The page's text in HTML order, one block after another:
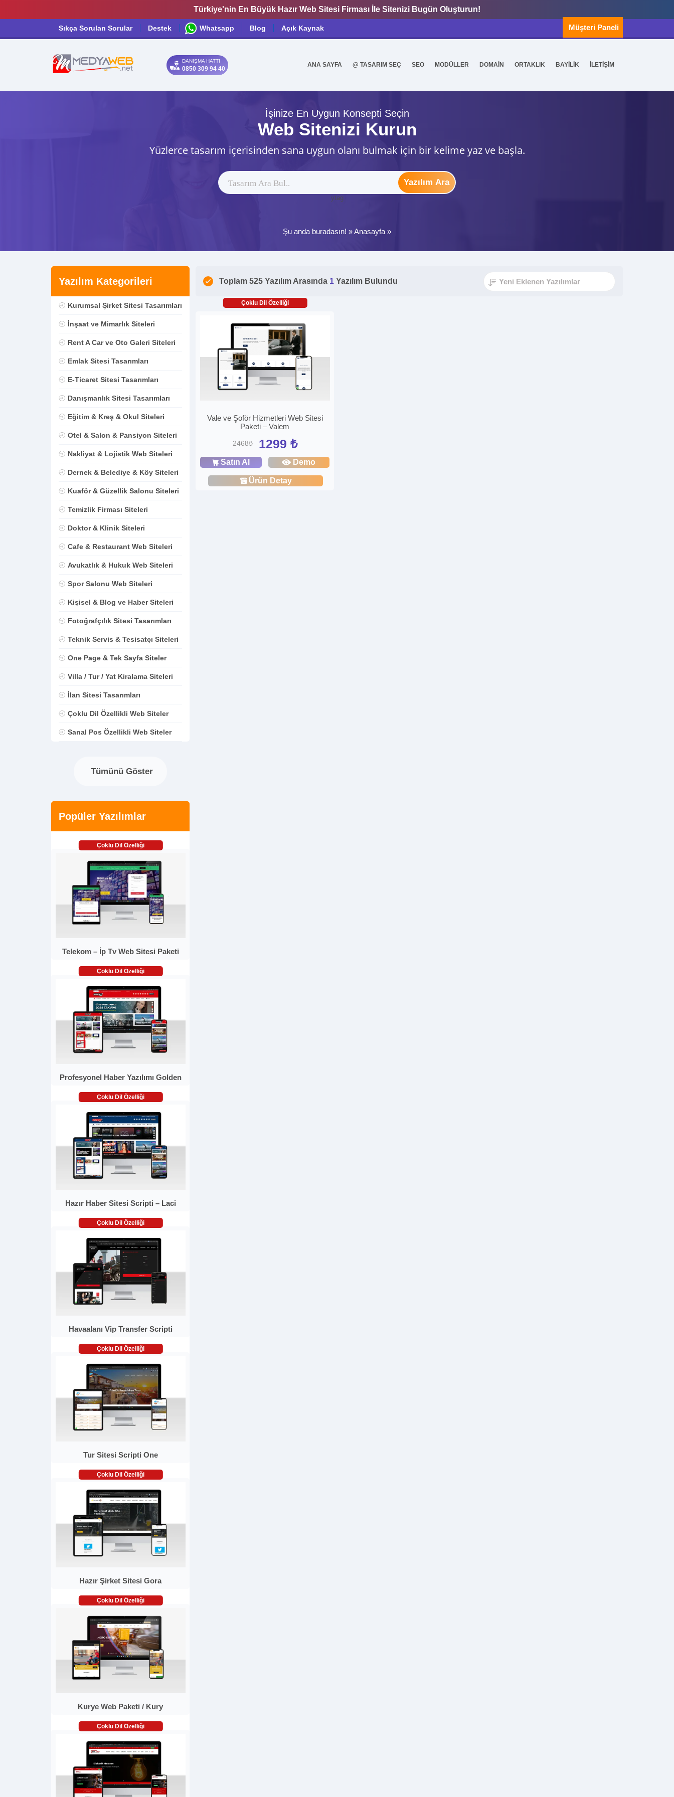
Türkiye'nin En Büyük Hazır Web Sitesi Firması İle Sitenizi Bugün Oluşturun!
Sıkça Sorulan Sorular Destek Whatsapp Blog Açık Kaynak Müşteri Paneli
DANIŞMA HATTI
0850 309 94 40
ANA SAYFA @ TASARIM SEÇ SEO MODÜLLER DOMAİN ORTAKLIK BAYİLİK İLETİŞİM
İşinize En Uygun Konsepti Seçin
Web Sitenizi Kurun
Yüzlerce tasarım içerisinden sana uygun olanı bulmak için bir kelime yaz ve başla.
Yazılım Ara
ytag
Şu anda buradasın! »Anasayfa »
Yazılım Kategorileri
Kurumsal Şirket Sitesi Tasarımları
İnşaat ve Mimarlık Siteleri
Rent A Car ve Oto Galeri Siteleri
Emlak Sitesi Tasarımları
E-Ticaret Sitesi Tasarımları
Danışmanlık Sitesi Tasarımları
Eğitim & Kreş & Okul Siteleri
Otel & Salon & Pansiyon Siteleri
Nakliyat & Lojistik Web Siteleri
Dernek & Belediye & Köy Siteleri
Kuaför & Güzellik Salonu Siteleri
Temizlik Firması Siteleri
Doktor & Klinik Siteleri
Cafe & Restaurant Web Siteleri
Avukatlık & Hukuk Web Siteleri
Spor Salonu Web Siteleri
Kişisel & Blog ve Haber Siteleri
Fotoğrafçılık Sitesi Tasarımları
Teknik Servis & Tesisatçı Siteleri
One Page & Tek Sayfa Siteler
Villa / Tur / Yat Kiralama Siteleri
İlan Sitesi Tasarımları
Çoklu Dil Özellikli Web Siteler
Sanal Pos Özellikli Web Siteler
Tümünü Göster
Popüler Yazılımlar
Çoklu Dil Özelliği
Telekom – İp Tv Web Sitesi Paketi
Çoklu Dil Özelliği
Profesyonel Haber Yazılımı Golden
Çoklu Dil Özelliği
Hazır Haber Sitesi Scripti – Laci
Çoklu Dil Özelliği
Havaalanı Vip Transfer Scripti
Çoklu Dil Özelliği
Tur Sitesi Scripti One
Çoklu Dil Özelliği
Hazır Şirket Sitesi Gora
Çoklu Dil Özelliği
Kurye Web Paketi / Kury
Çoklu Dil Özelliği
Toplam 525 Yazılım Arasında 1 Yazılım Bulundu
Çoklu Dil Özelliği
Vale ve Şoför Hizmetleri Web Sitesi
Paketi – Valem
2468₺ 1299 ₺
Satın Al Demo
Ürün Detay